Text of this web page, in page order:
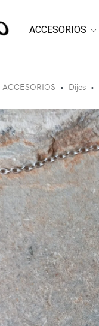
ACCESORIOS
ACCESORIOS • Dijes •